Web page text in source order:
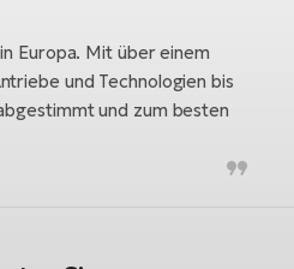
Europa. Mit über einem
und Technologien bis
und zum besten